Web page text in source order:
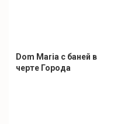
Dom Maria с баней в
черте Города